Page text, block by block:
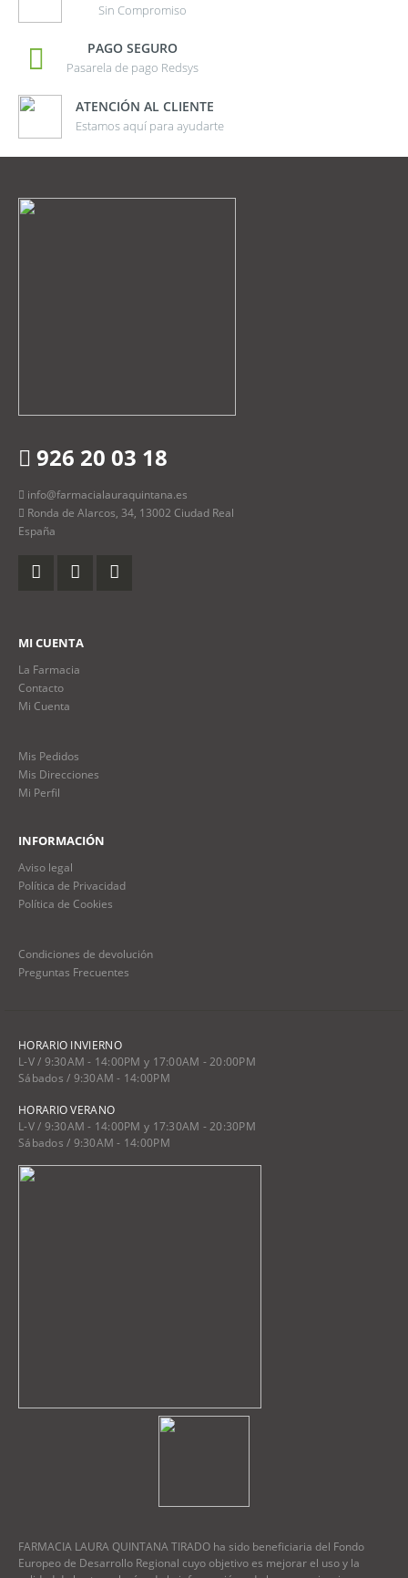
Sin Compromiso
PAGO SEGURO
Pasarela de pago Redsys
ATENCIÓN AL CLIENTE
Estamos aquí para ayudarte
926 20 03 18
info@farmacialauraquintana.es
Ronda de Alarcos, 34, 13002 Ciudad Real
España
MI CUENTA
La Farmacia
Contacto
Mi Cuenta
Mis Pedidos
Mis Direcciones
Mi Perfil
INFORMACIÓN
Aviso legal
Política de Privacidad
Política de Cookies
Condiciones de devolución
Preguntas Frecuentes
HORARIO INVIERNO
L-V / 9:30AM - 14:00PM y 17:00AM - 20:00PM
Sábados / 9:30AM - 14:00PM
HORARIO VERANO
L-V / 9:30AM - 14:00PM y 17:30AM - 20:30PM
Sábados / 9:30AM - 14:00PM
FARMACIA LAURA QUINTANA TIRADO ha sido beneficiaria del Fondo
Europeo de Desarrollo Regional cuyo objetivo es mejorar el uso y la